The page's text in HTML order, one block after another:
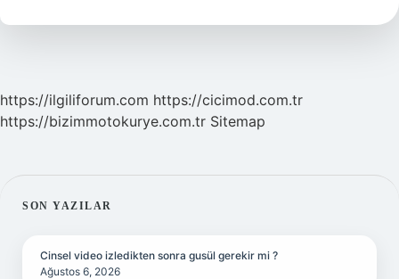
https://ilgiliforum.com https://cicimod.com.tr
https://bizimmotokurye.com.tr Sitemap
SIDEBAR
SON YAZILAR
Cinsel video izledikten sonra gusül gerekir mi ?
Ağustos 6, 2026